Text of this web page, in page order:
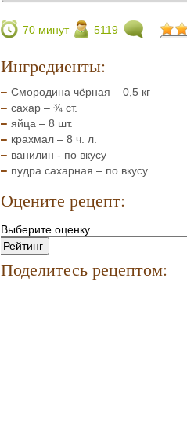
70 минут 5119
Ингредиенты:
Смородина чёрная – 0,5 кг
сахар – ¾ ст.
яйца – 8 шт.
крахмал – 8 ч. л.
ванилин - по вкусу
пудра сахарная – по вкусу
Оцените рецепт:
Поделитесь рецептом: